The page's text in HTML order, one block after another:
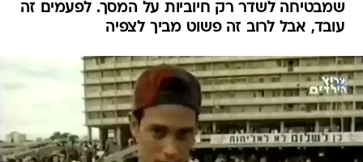
שמבטיחה לשדר רק חיוביות על המסך. לפעמים זה
עובד, אבל לרוב זה פשוט מביך לצפיה